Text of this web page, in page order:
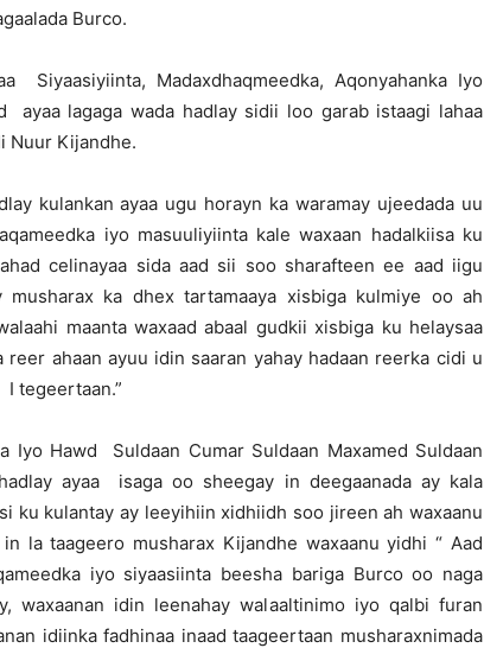
Burco.
Siyaasiyiinta, Madaxdhaqmeedka, Aqonyahanka Iyo
ayaa lagaga wada hadlay sidii loo garab istaagi lahaa
Nuur Kijandhe.
kulankan ayaa ugu horayn ka waramay ujeedada uu
iyo masuuliyiinta kale waxaan hadalkiisa ku
celinayaa sida aad sii soo sharafteen ee aad iigu
musharax ka dhex tartamaaya xisbiga kulmiye oo ah
maanta waxaad abaal gudkii xisbiga ku helaysaa
ahaan ayuu idin saaran yahay hadaan reerka cidi u
I tegeertaan.”
Iyo Hawd Suldaan Cumar Suldaan Maxamed Suldaan
ayaa isaga oo sheegay in deegaanada ay kala
ku kulantay ay leeyihiin xidhiidh soo jireen ah waxaanu
la taageero musharax Kijandhe waxaanu yidhi “ Aad
iyo siyaasiinta beesha bariga Burco oo naga
waxaanan idin leenahay walaaltinimo iyo qalbi furan
idiinka fadhinaa inaad taageertaan musharaxnimada